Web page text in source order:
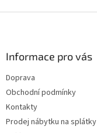
Informace pro vás
Doprava
Obchodní podmínky
Kontakty
Prodej nábytku na splátky